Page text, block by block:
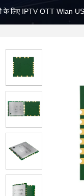
के लिए IPTV OTT Wlan